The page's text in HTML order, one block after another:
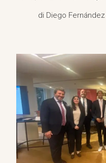
di Diego